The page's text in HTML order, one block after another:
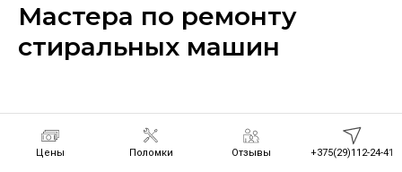
Цены Поломки Отзывы +375(29)112-24-41
Мастера по ремонту
стиральных машин